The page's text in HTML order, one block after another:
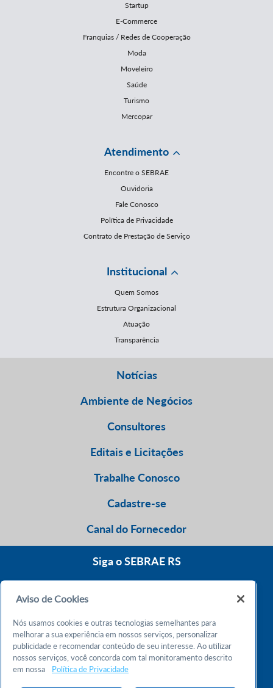
Startup
E-Commerce
Franquias / Redes de Cooperação
Moda
Moveleiro
Saúde
Turismo
Mercopar
Atendimento
Encontre o SEBRAE
Ouvidoria
Fale Conosco
Política de Privacidade
Contrato de Prestação de Serviço
Institucional
Quem Somos
Estrutura Organizacional
Atuação
Transparência
Notícias
Ambiente de Negócios
Consultores
Editais e Licitações
Trabalhe Conosco
Cadastre-se
Canal do Fornecedor
Siga o SEBRAE RS
Atendimento 24h
Chame no WhatsApp
Aviso de Cookies
Nós usamos cookies e outras tecnologias semelhantes para
melhorar a sua experiência em nossos serviços, personalizar
publicidade e recomendar conteúdo de seu interesse. Ao utilizar
nossos serviços, você concorda com tal monitoramento descrito
em nossa
Política de Privacidade